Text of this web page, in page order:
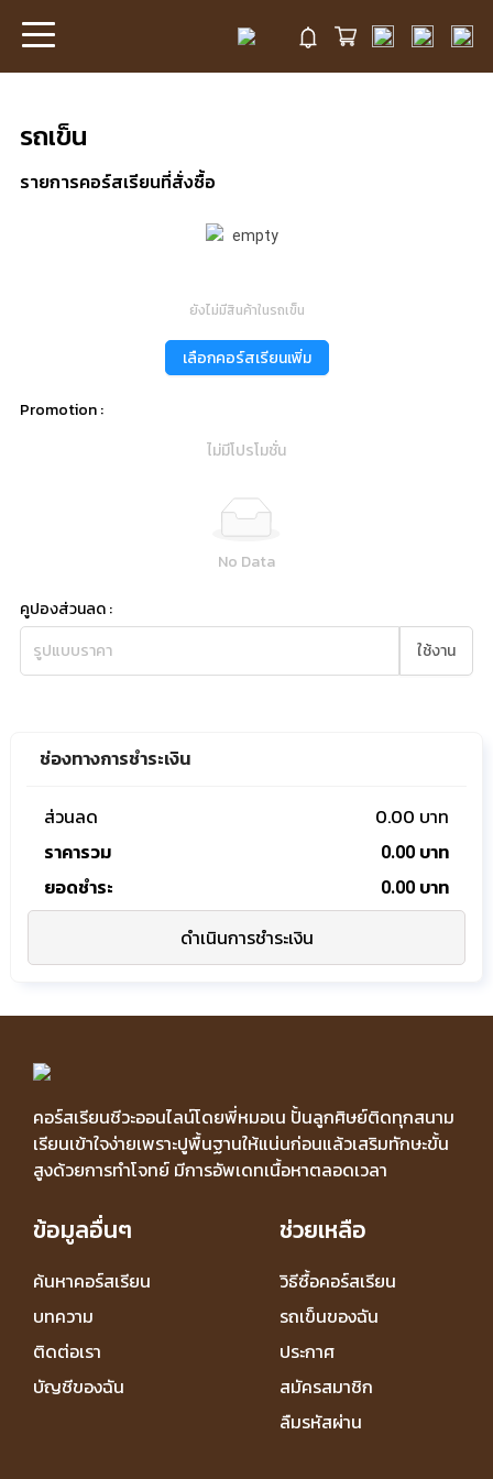
รถเข็น
รายการคอร์สเรียนที่สั่งซื้อ
ยังไม่มีสินค้าในรถเข็น
เลือกคอร์สเรียนเพิ่ม
Promotion :
ไม่มีโปรโมชั่น
No Data
คูปองส่วนลด:
ใช้งาน
ช่องทางการชำระเงิน
ส่วนลด 0.00 บาท
ราคารวม
0.00 บาท
ยอดชำระ
0.00 บาท
ดำเนินการชำระเงิน
คอร์สเรียนชีวะออนไลน์โดยพี่หมอเน ปั้นลูกศิษย์ติดทุกสนาม
เรียนเข้าใจง่ายเพราะปูพื้นฐานให้แน่นก่อนแล้วเสริมทักษะขั้น
สูงด้วยการทำโจทย์ มีการอัพเดทเนื้อหาตลอดเวลา
ข้อมูลอื่นๆ
ค้นหาคอร์สเรียน
บทความ
ติดต่อเรา
บัญชีของฉัน
ช่วยเหลือ
วิธีซื้อคอร์สเรียน
รถเข็นของฉัน
ประกาศ
สมัครสมาชิก
ลืมรหัสผ่าน